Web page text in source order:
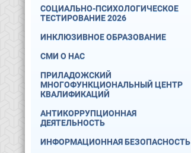
СОЦИАЛЬНО-ПСИХОЛОГИЧЕСКОЕ
ТЕСТИРОВАНИЕ 2026
ИНКЛЮЗИВНОЕ ОБРАЗОВАНИЕ
СМИ О НАС
ПРИЛАДОЖСКИЙ
МНОГОФУНКЦИОНАЛЬНЫЙ ЦЕНТР
КВАЛИФИКАЦИЙ
АНТИКОРРУПЦИОННАЯ
ДЕЯТЕЛЬНОСТЬ
ИНФОРМАЦИОННАЯ БЕЗОПАСНОСТЬ